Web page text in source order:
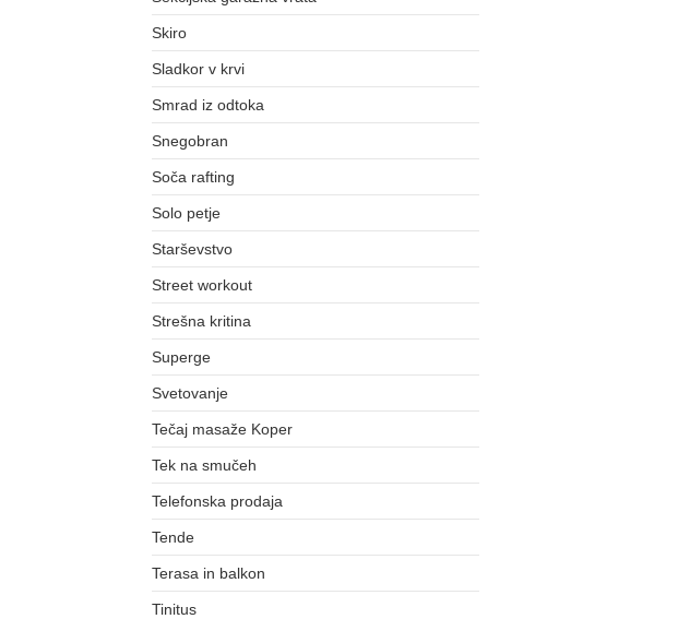
Skiro
Sladkor v krvi
Smrad iz odtoka
Snegobran
Soča rafting
Solo petje
Starševstvo
Street workout
Strešna kritina
Superge
Svetovanje
Tečaj masaže Koper
Tek na smučeh
Telefonska prodaja
Tende
Terasa in balkon
Tinitus